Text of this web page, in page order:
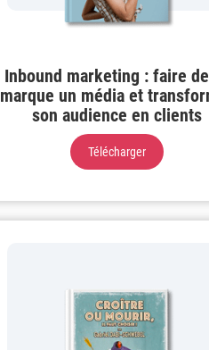
Inbound marketing : faire
marque un média et
son audience en clients
Télécharger